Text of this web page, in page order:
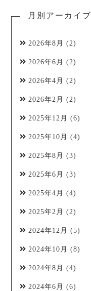
月別アーカイブ
2026年8月 (2)
2026年6月 (2)
2026年4月 (2)
2026年2月 (2)
2025年12月 (6)
2025年10月 (4)
2025年8月 (3)
2025年6月 (3)
2025年4月 (4)
2025年2月 (2)
2024年12月 (5)
2024年10月 (8)
2024年8月 (4)
2024年6月 (6)